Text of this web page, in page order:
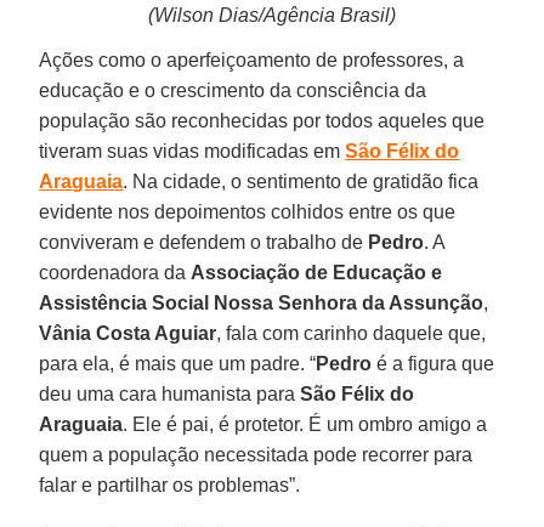
(Wilson Dias/Agência Brasil)
Ações como o aperfeiçoamento de professores, a
educação e o crescimento da consciência da
população são reconhecidas por todos aqueles que
tiveram suas vidas modificadas emSão Félix do
Araguaia. Na cidade, o sentimento de gratidão fica
evidente nos depoimentos colhidos entre os que
conviveram e defendem o trabalho de Pedro. A
coordenadora da Associação de Educação e
Assistência Social Nossa Senhora da Assunção,
Vânia Costa Aguiar, fala com carinho daquele que,
para ela, é mais que um padre. “Pedro é a figura que
deu uma cara humanista paraSão Félix do
Araguaia. Ele é pai, é protetor. É um ombro amigo a
quem a população necessitada pode recorrer para
falar e partilhar os problemas”.